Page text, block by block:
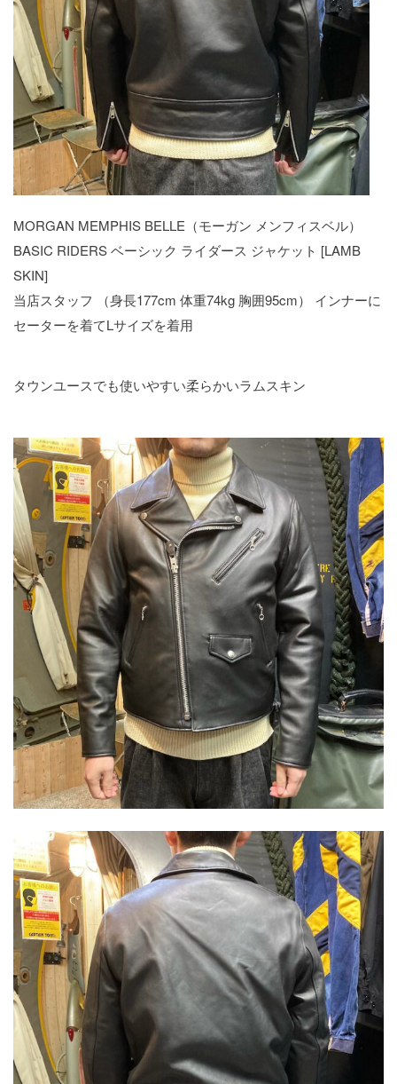
MORGAN MEMPHIS BELLE（モーガン メンフィスベル）
BASIC RIDERS ベーシック ライダース ジャケット [LAMB
SKIN]
当店スタッフ （身長177cm 体重74kg 胸囲95cm） インナーに
セーターを着てLサイズを着用
タウンユースでも使いやすい柔らかいラムスキン